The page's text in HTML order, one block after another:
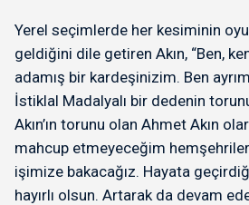
Yerel seçimlerde her kesiminin
geldiğini dile getiren Akın, “Ben,
adamış bir kardeşinizim. Ben
İstiklal Madalyalı bir dedenin
Akın’ın torunu olan Ahmet Akın
mahcup etmeyeceğim
işimize bakacağız. Hayata
hayırlı olsun. Artarak da devam